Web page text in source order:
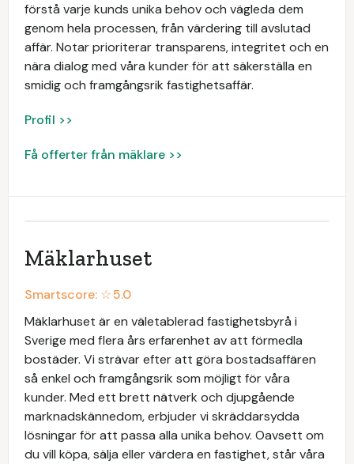
förstå varje kunds unika behov och vägleda dem
genom hela processen, från värdering till avslutad
affär. Notar prioriterar transparens, integritet och en
nära dialog med våra kunder för att säkerställa en
smidig och framgångsrik fastighetsaffär.
Profil >>
Få offerter från mäklare >>
Mäklarhuset
Smartscore: ☆5.0
Mäklarhuset är en väletablerad fastighetsbyrå i
Sverige med flera års erfarenhet av att förmedla
bostäder. Vi strävar efter att göra bostadsaffären
så enkel och framgångsrik som möjligt för våra
kunder. Med ett brett nätverk och djupgående
marknadskännedom, erbjuder vi skräddarsydda
lösningar för att passa alla unika behov. Oavsett om
du vill köpa, sälja eller värdera en fastighet, står våra